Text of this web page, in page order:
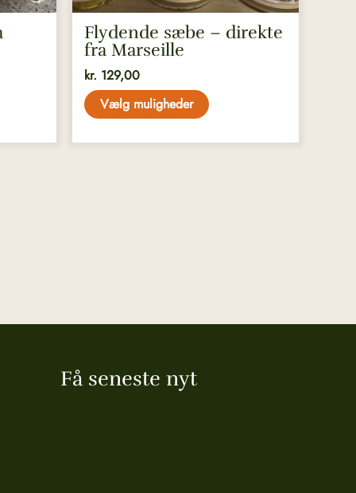
Flydende sæbe – direkte
fra Marseille
kr. 129,00
Vælg muligheder
Få seneste nyt